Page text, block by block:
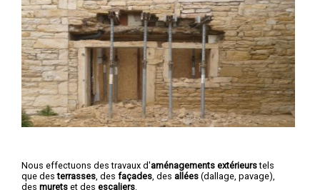
Nous effectuons des travaux d'aménagements extérieurstels
que desterrasses , des façades , des allées (dallage, pavage),
des murets et des escaliers